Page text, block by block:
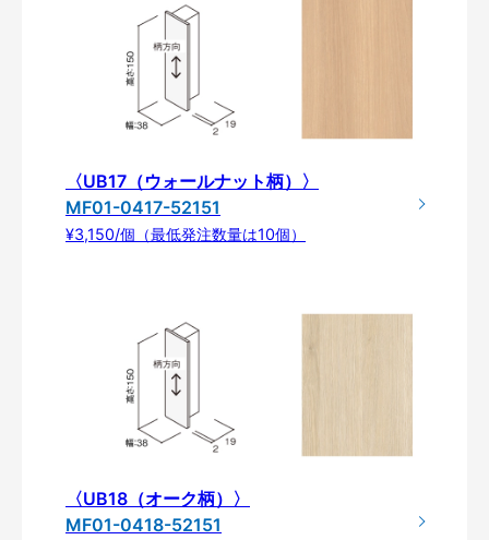
〈UB17（ウォールナット柄）〉
MF01-0417-52151
¥3,150/個（最低発注数量は10個）
〈UB18（オーク柄）〉
MF01-0418-52151